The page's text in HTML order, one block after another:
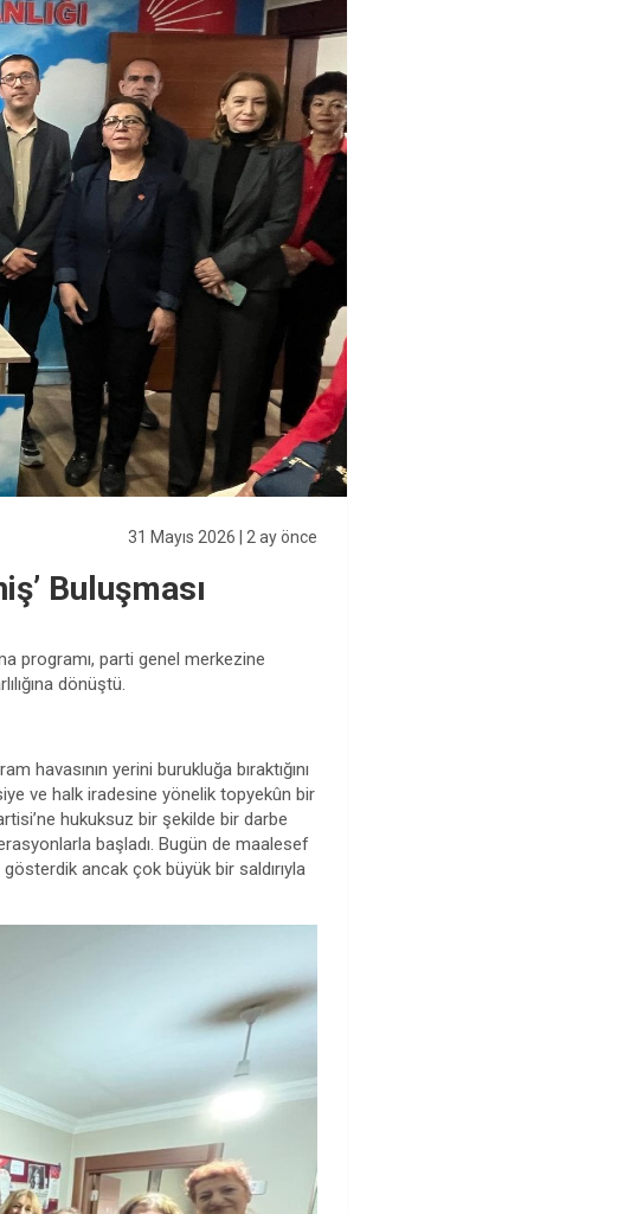
31 Mayıs 2026 | 2 ay önce
Buluşması
programı, parti genel merkezine
dönüştü.
yerini burukluğa bıraktığını
ve halk iradesine yönelik topyekûn bir
hukuksuz bir şekilde bir darbe
başladı. Bugün de maalesef
ancak çok büyük bir saldırıyla